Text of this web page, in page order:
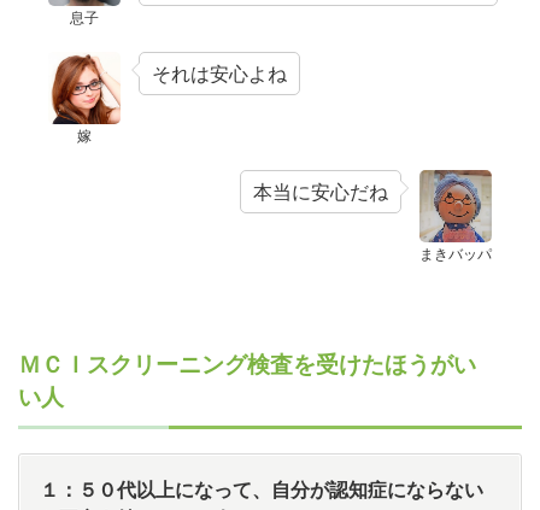
息子
嫁
それは安心よね
まきバッパ
本当に安心だね
ＭＣＩスクリーニング検査を受けたほうがい
い人
１：５０代以上になって、自分が認知症にならない